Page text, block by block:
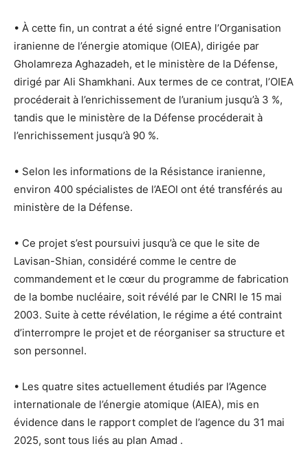
• À cette fin, un contrat a été signé entre l’Organisation
iranienne de l’énergie atomique (OIEA), dirigée par
Gholamreza Aghazadeh, et le ministère de la Défense,
dirigé par Ali Shamkhani. Aux termes de ce contrat, l’OIEA
procéderait à l’enrichissement de l’uranium jusqu’à 3 %,
tandis que le ministère de la Défense procéderait à
l’enrichissement jusqu’à 90 %.
• Selon les informations de la Résistance iranienne,
environ 400 spécialistes de l’AEOI ont été transférés au
ministère de la Défense.
• Ce projet s’est poursuivi jusqu’à ce que le site de
Lavisan-Shian, considéré comme le centre de
commandement et le cœur du programme de fabrication
de la bombe nucléaire, soit révélé par le CNRI le 15 mai
2003. Suite à cette révélation, le régime a été contraint
d’interrompre le projet et de réorganiser sa structure et
son personnel.
• Les quatre sites actuellement étudiés par l’Agence
internationale de l’énergie atomique (AIEA), mis en
évidence dans le rapport complet de l’agence du 31 mai
2025, sont tous liés au plan Amad .